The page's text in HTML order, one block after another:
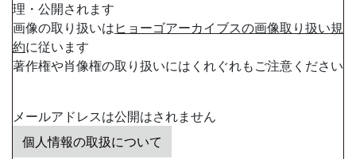
理・公開されます
画像の取り扱いは ヒョーゴアーカイブスの画像取り扱い規
約に従います
著作権や肖像権の取り扱いにはくれぐれもご注意ください
メールアドレスは公開はされません
個人情報の取扱について